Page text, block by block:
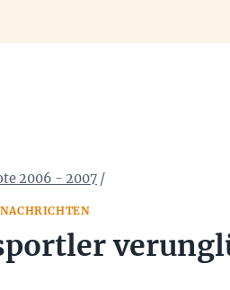
2006 - 2007 /